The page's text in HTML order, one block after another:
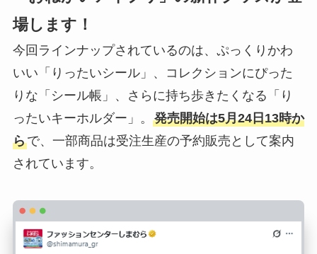
場します！
今回ラインナップされているのは、ぷっくりかわ
いい「りったいシール」、コレクションにぴった
りな「シール帳」、さらに持ち歩きたくなる「り
ったいキーホルダー」。 発売開始は5月24日13時か
らで、一部商品は受注生産の予約販売として案内
されています。